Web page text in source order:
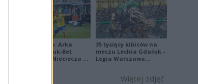
Ekstraklasa: Arka
Gdynia - Bruk-Bet
Termalica Nieciecza 2-
35 tysięcy kibiców na
meczu Lechia Gdańsk -
Legia Warszawa
Więcej zdjęć